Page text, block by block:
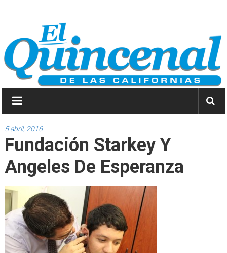
Quincenal
de
las
Californias
Primero
Dios
y
después
las
noticias.
5 abril, 2016
Fundación Starkey Y
Angeles De Esperanza